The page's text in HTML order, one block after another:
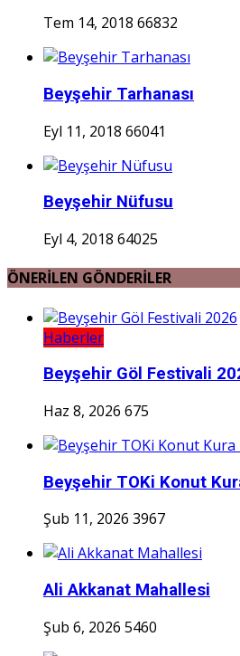
Tem 14, 2018 66832
Beyşehir Tarhanası
Eyl 11, 2018 66041
Beyşehir Nüfusu
Eyl 4, 2018 64025
ÖNERİLEN GÖNDERİLER
Haberler
Beyşehir Göl Festivali
Haz 8, 2026 675
Beyşehir TOKi Konut
Şub 11, 2026 3967
Ali Akkanat Mahallesi
Şub 6, 2026 5460